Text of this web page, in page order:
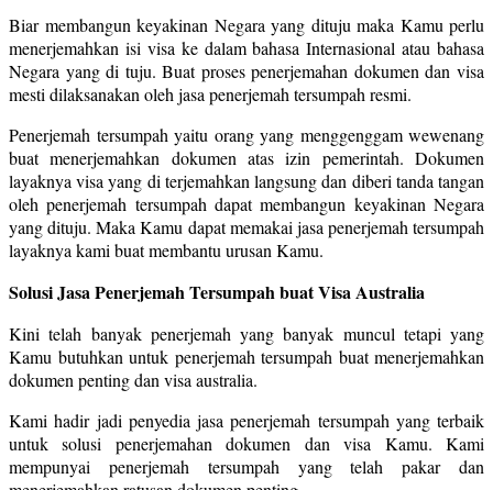
Biar membangun keyakinan Negara yang dituju maka Kamu perlu
menerjemahkan isi visa ke dalam bahasa Internasional atau bahasa
Negara yang di tuju. Buat proses penerjemahan dokumen dan visa
mesti dilaksanakan oleh jasa penerjemah tersumpah resmi.
Penerjemah tersumpah yaitu orang yang menggenggam wewenang
buat menerjemahkan dokumen atas izin pemerintah. Dokumen
layaknya visa yang di terjemahkan langsung dan diberi tanda tangan
oleh penerjemah tersumpah dapat membangun keyakinan Negara
yang dituju. Maka Kamu dapat memakai jasa penerjemah tersumpah
layaknya kami buat membantu urusan Kamu.
Solusi Jasa Penerjemah Tersumpah buat Visa Australia
Kini telah banyak penerjemah yang banyak muncul tetapi yang
Kamu butuhkan untuk penerjemah tersumpah buat menerjemahkan
dokumen penting dan visa australia.
Kami hadir jadi penyedia jasa penerjemah tersumpah yang terbaik
untuk solusi penerjemahan dokumen dan visa Kamu. Kami
mempunyai penerjemah tersumpah yang telah pakar dan